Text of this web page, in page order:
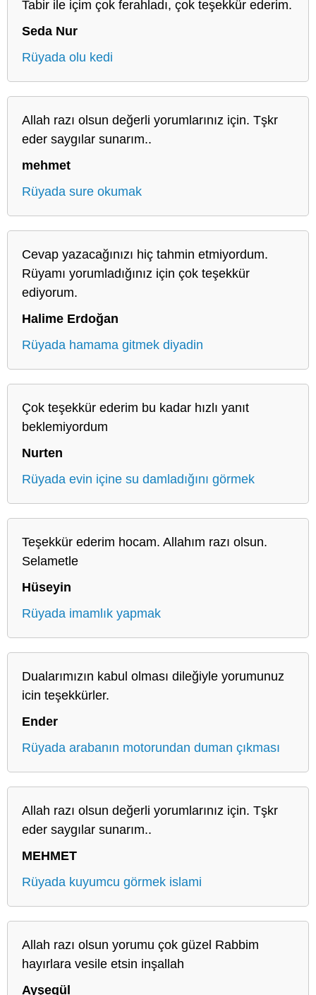
Tabir ile içim çok ferahladı, çok teşekkür ederim.
Seda Nur
Rüyada olu kedi
Allah razı olsun değerli yorumlarınız için. Tşkr
eder saygılar sunarım..
mehmet
Rüyada sure okumak
Cevap yazacağınızı hiç tahmin etmiyordum.
Rüyamı yorumladığınız için çok teşekkür
ediyorum.
Halime Erdoğan
Rüyada hamama gitmek diyadin
Çok teşekkür ederim bu kadar hızlı yanıt
beklemiyordum
Nurten
Rüyada evin içine su damladığını görmek
Teşekkür ederim hocam. Allahım razı olsun.
Selametle
Hüseyin
Rüyada imamlık yapmak
Dualarımızın kabul olması dileğiyle yorumunuz
icin teşekkürler.
Ender
Rüyada arabanın motorundan duman çıkması
Allah razı olsun değerli yorumlarınız için. Tşkr
eder saygılar sunarım..
MEHMET
Rüyada kuyumcu görmek islami
Allah razı olsun yorumu çok güzel Rabbim
hayırlara vesile etsin inşallah
Ayşegül